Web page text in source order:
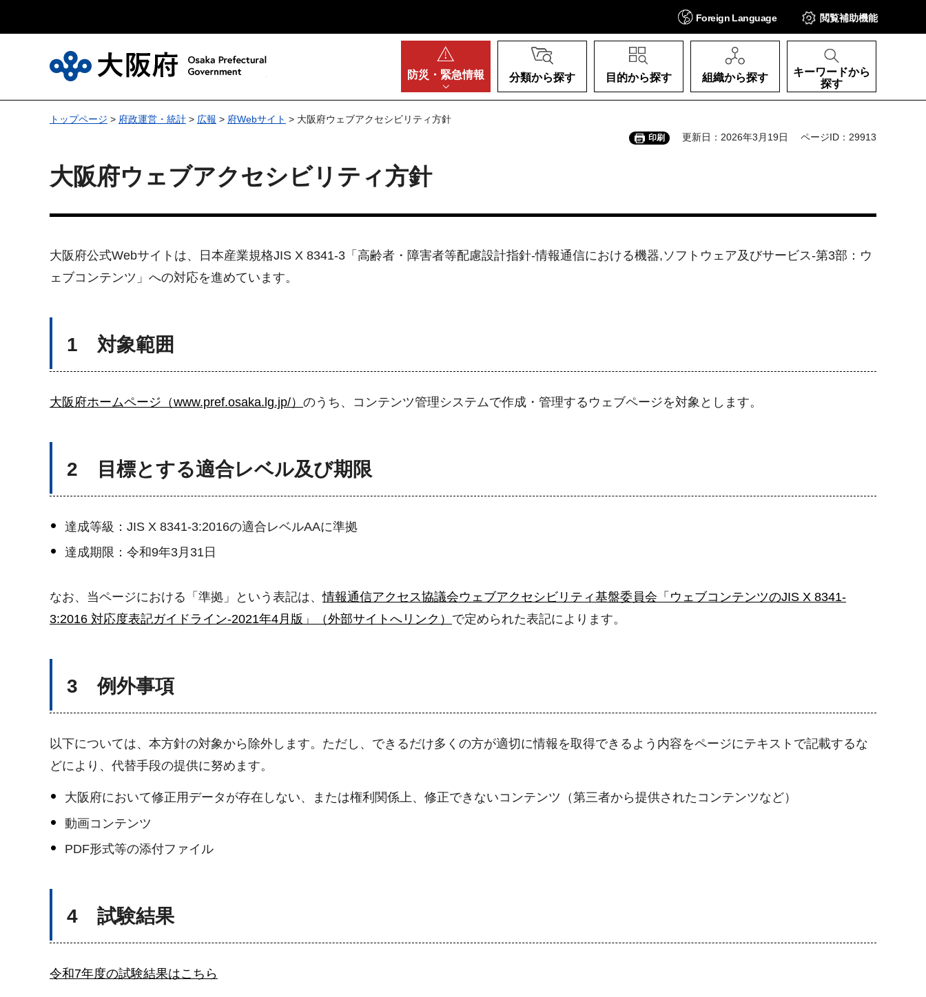
Foreign Language 閲覧補助機能
防災・ 緊急情報 分類から探す 目的から探す 組織から探す
キーワードから
探す
トップページ > 府政運営・統計 > 広報 > 府Webサイト > 大阪府ウェブアクセシビリティ方針
印刷 更新日：2026年3月19日 ページID：29913
大阪府ウェブアクセシビリティ方針
大阪府公式Webサイトは、日本産業規格JIS X 8341-3「高齢者・障害者等配慮設計指針-情報通信における機器,ソフトウェア及びサービス-第3部：ウ
ェブコンテンツ」への対応を進めています。
1 対象範囲
大阪府ホームページ（www.pref.osaka.lg.jp/） のうち、コンテンツ管理システムで作成・管理するウェブページを対象とします。
2 目標とする適合レベル及び期限
達成等級：JIS X 8341-3:2016の適合レベルAAに準拠
達成期限：令和9年3月31日
なお、当ページにおける「準拠」という表記は、情報通信アクセス協議会ウェブアクセシビリティ基盤委員会「ウェブコンテンツのJIS X 8341-
3:2016 対応度表記ガイドライン-2021年4月版」（外部サイトへリンク） で定められた表記によります。
3 例外事項
以下については、本方針の対象から除外します。ただし、できるだけ多くの方が適切に情報を取得できるよう内容をページにテキストで記載するな
どにより、代替手段の提供に努めます。
大阪府において修正用データが存在しない、または権利関係上、修正できないコンテンツ（第三者から提供されたコンテンツなど）
動画コンテンツ
PDF形式等の添付ファイル
4 試験結果
令和7年度の試験結果はこちら